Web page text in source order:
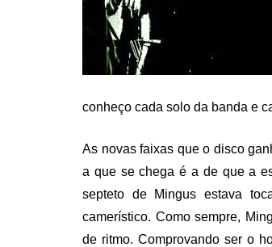
conheço cada solo da banda e
As novas faixas que o disco
a que se chega é a de que a
septeto de Mingus estava
camerístico. Como sempre,
de ritmo. Comprovando ser o